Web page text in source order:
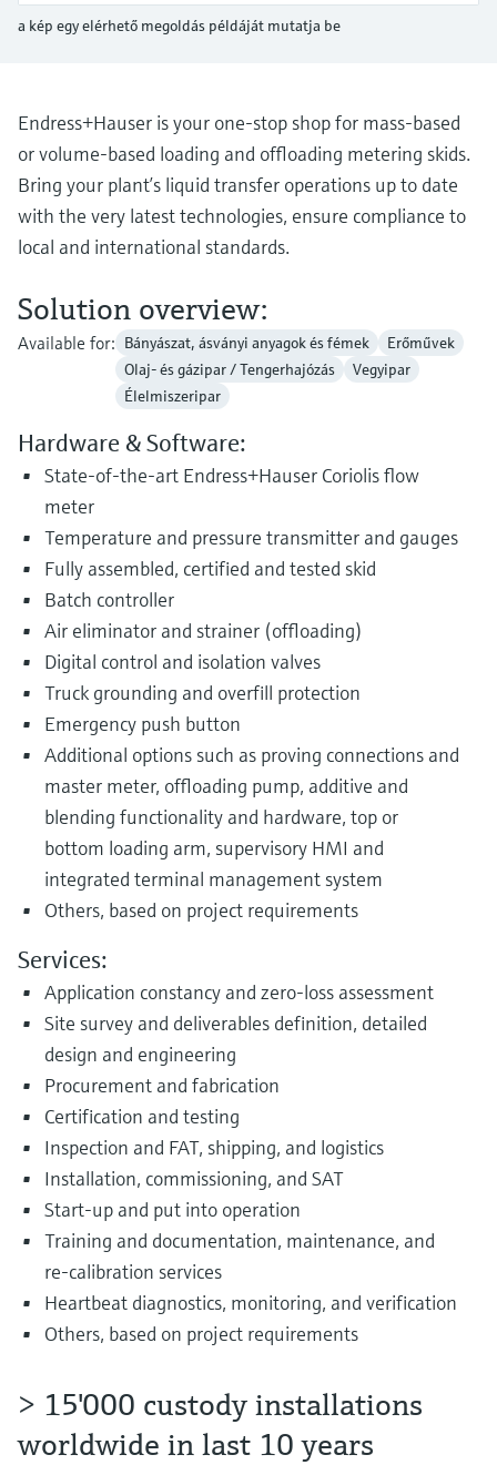
Device Viewer
Pótalkatrészek keresése
Pótalkatrészek keresése termékcsalád,
rendelési kód vagy sorozatszám alapján
Level measurement with pressure
Memosens technology
transparency
a kép egy elérhető megoldás példáját mutatja be
Endress+Hauser is your one-stop shop for mass-based
or volume-based loading and offloading metering skids.
Bring your plant’s liquid transfer operations up to date
with the very latest technologies, ensure compliance to
local and international standards.
Solution overview:
Available for: Bányászat, ásványi anyagok és fémek
Erőművek
Olaj- és gázipar / Tengerhajózás
Vegyipar
Élelmiszeripar
Hardware & Software:
State-of-the-art Endress+Hauser Coriolis flow
meter
Temperature and pressure transmitter and gauges
Fully assembled, certified and tested skid
Batch controller
Air eliminator and strainer (offloading)
Digital control and isolation valves
Truck grounding and overfill protection
Emergency push button
Additional options such as proving connections and
master meter, offloading pump, additive and
blending functionality and hardware, top or
bottom loading arm, supervisory HMI and
integrated terminal management system
Others, based on project requirements
Services:
Application constancy and zero-loss assessment
Site survey and deliverables definition, detailed
design and engineering
Procurement and fabrication
Certification and testing
Inspection and FAT, shipping, and logistics
Installation, commissioning, and SAT
Start-up and put into operation
Training and documentation, maintenance, and
re-calibration services
Heartbeat diagnostics, monitoring, and verification
Others, based on project requirements
> 15'000 custody installations
worldwide in last 10 years